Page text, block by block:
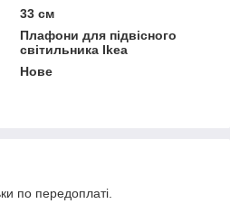
33 см
Плафони для підвісного
світильника Ikea
Нове
по передоплаті.